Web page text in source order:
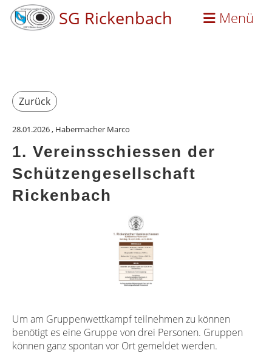
SG Rickenbach Menü
Zurück
28.01.2026, Habermacher Marco
1. Vereinsschiessen der
Schützengesellschaft
Rickenbach
Um am Gruppenwettkampf teilnehmen zu können
benötigt es eine Gruppe von drei Personen. Gruppen
können ganz spontan vor Ort gemeldet werden.